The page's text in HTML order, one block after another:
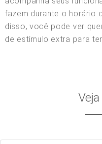
fazem durante o horário
disso, você pode ver
de estímulo extra para